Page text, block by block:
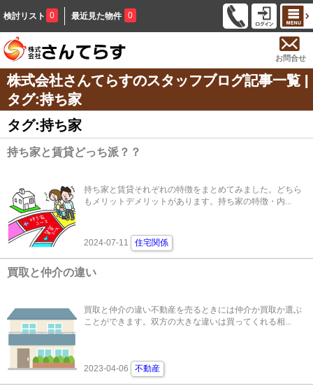
検討リスト 0 最近見た物件 0
お問合せ
株式会社さんてらすのスタッフブログ記事一覧 |
タグ:持ち家
タグ:持ち家
持ち家と賃貸どっち派？？
持ち家と賃貸それぞれの特徴をまとめてみました。どちら
もメリットデメリットがあります。持ち家の特徴・内...
2024-07-11 住宅関係
買取と仲介の違い
買取と仲介の違い不動産を売るときには仲介か買取か選ぶ
ことができます。双方の大きな違いは買ってくれる相...
2023-04-06 不動産